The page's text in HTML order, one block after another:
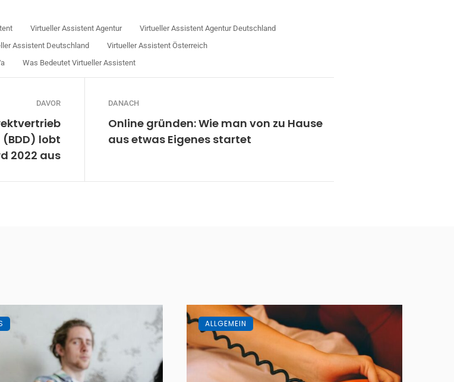
Virtueller Assistent Agentur
Virtueller Assistent Agentur Deutschland
Assistent Deutschland
Virtueller Assistent Österreich
Was Bedeutet Virtueller Assistent
DAVOR
lobt
2022 aus
DANACH
Online gründen: Wie man von zu Hause
aus etwas Eigenes startet
ALLGEMEIN